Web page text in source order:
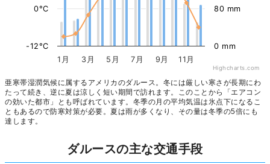
1月 3月 5月 7月 9月 11月
-12°C
0°C
0 mm
80 mm
Highcharts.com
亜寒帯湿潤気候に属するアメリカのダルース。冬には厳しい寒さが長期にわ
たって続き、逆に夏は涼しく短い期間で訪れます。このことから「エアコン
の効いた都市」とも呼ばれています。冬季の月の平均気温は氷点下になるこ
ともあるので防寒対策が必要。夏は雨が多くなり、その量は冬季の5倍にも
達します。
ダルースの主な交通手段